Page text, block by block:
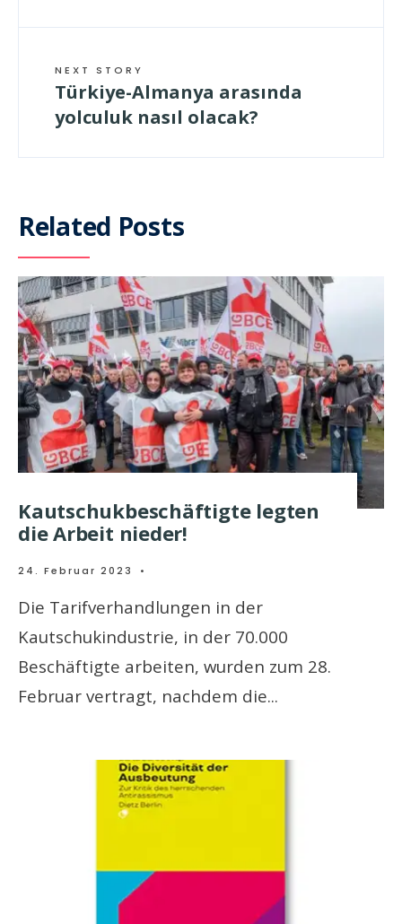
NEXT STORY
Türkiye-Almanya arasında
yolculuk nasıl olacak?
Related Posts
Kautschukbeschäftigte legten
die Arbeit nieder!
24. Februar 2023 •
Die Tarifverhandlungen in der
Kautschukindustrie, in der 70.000
Beschäftigte arbeiten, wurden zum 28.
Februar vertragt, nachdem die...